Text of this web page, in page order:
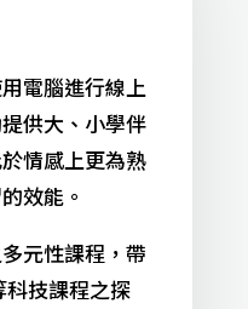
電腦進行線上
供大、小學伴
情感上更為熟
效能。
元性課程，帶
技課程之探